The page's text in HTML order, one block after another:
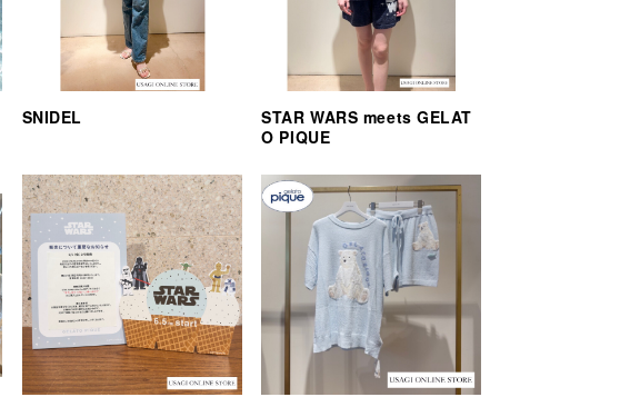
SNIDEL
STAR WARS meets GELAT
O PIQUE